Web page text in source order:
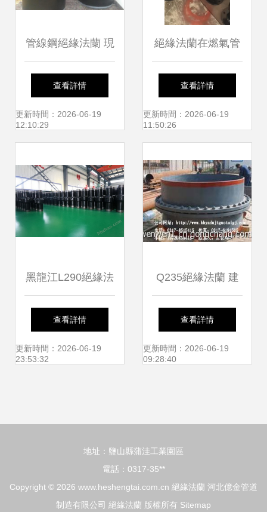
管線鋼絕緣法蘭 現
貨供應與專業廠家
解析
查看詳情
更新時間：2026-06-19
12:10:29
絕緣法蘭在燃氣管
道系統中的關鍵作
用與安裝應用
查看詳情
更新時間：2026-06-19
11:50:26
黑龍江L290絕緣法
蘭制造廠家 專業生
產絕緣法蘭，保障
查看詳情
更新時間：2026-06-19
23:53:32
Q235絕緣法蘭 建
筑建材領域的可靠
電氣隔離解決方案
查看詳情
更新時間：2026-06-19
09:28:40
地址：鹽山縣蒲洼工業園區
電話：0317-35**
Copyright © 2026 www.heshengtai.com.cn 絕緣法蘭 河北億金管道
制造有限公司 絕緣法蘭 版權所有 Sitemap